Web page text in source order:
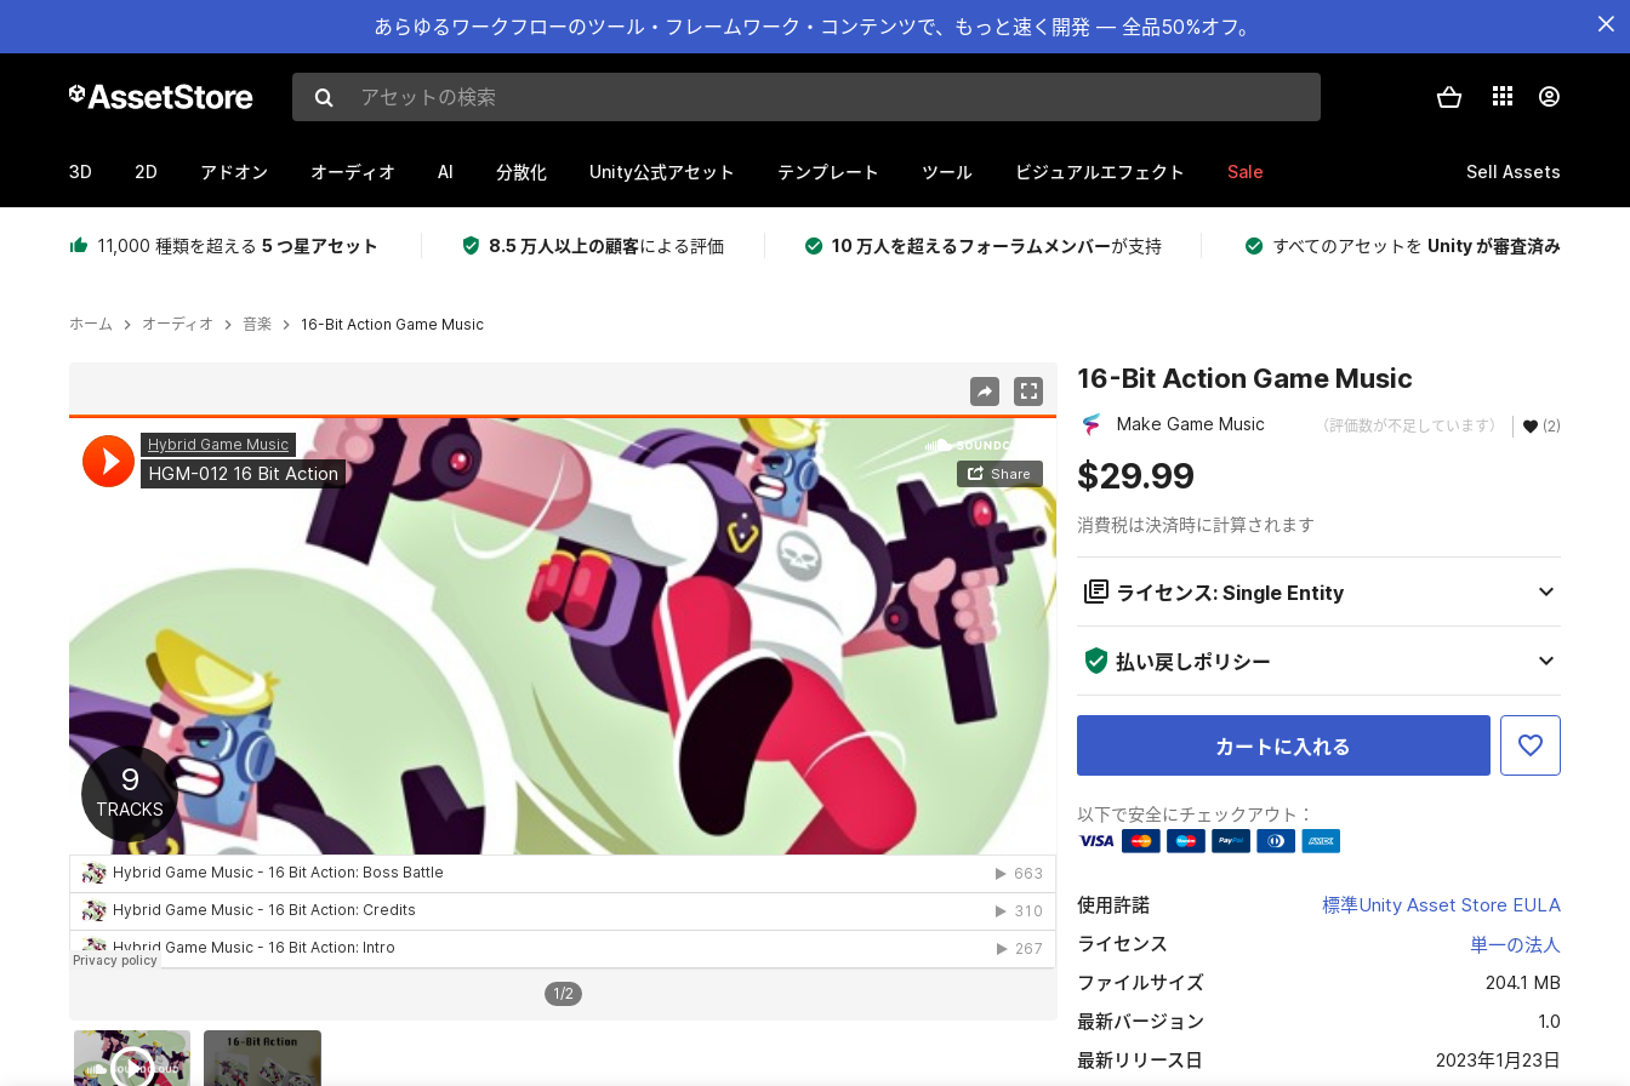
あらゆるワークフローのツール・フレームワーク・コンテンツで、もっと速く開発 — 全品50%オフ。
アセットの検索
3D 2D アドオン オーディオ AI 分散化 Unity公式アセット テンプレート ツール ビジュアルエフェクト Sale Sell Assets
11,000 種類を超える 5 つ星アセット 8.5 万人以上の顧客による評価 10 万人を超えるフォーラムメンバーが支持 すべてのアセットを Unity が審査済み
ホーム オーディオ 音楽 16-Bit Action Game Music
1/2
16-Bit Action Game Music
Make Game Music （評価数が不足しています） (2)
$29.99
消費税は決済時に計算されます
ライセンス: Single Entity
払い戻しポリシー
カートに入れる
以下で安全にチェックアウト：
使用許諾
標準Unity Asset Store EULA
ライセンス
単一の法人
ファイルサイズ
204.1 MB
最新バージョン
1.0
最新リリース日
2023年1月23日